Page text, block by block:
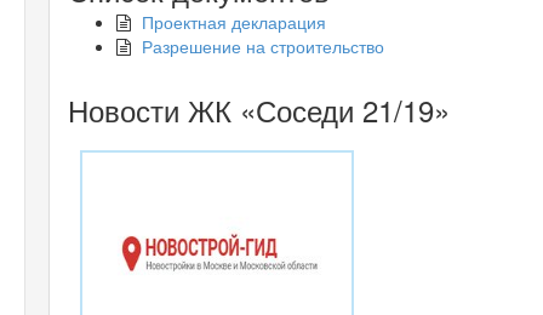
Проектная декларация
Разрешение на строительство
Новости ЖК «Соседи 21/19»